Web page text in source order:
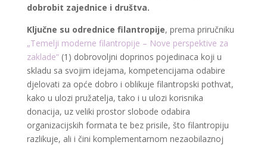
dobrobit zajednice i društva.
Ključne su odrednice filantropije, prema priručniku
„Temelji moderne filantropije – Nove perspektive za
zaklade“(1) dobrovoljni doprinos pojedinaca koji u
skladu sa svojim idejama, kompetencijama odabire
djelovati za opće dobro i oblikuje filantropski pothvat,
kako u ulozi pružatelja, tako i u ulozi korisnika
donacija, uz veliki prostor slobode odabira
organizacijskih formata te bez prisile, što filantropiju
razlikuje, ali i čini komplementarnom nezaobilaznoj